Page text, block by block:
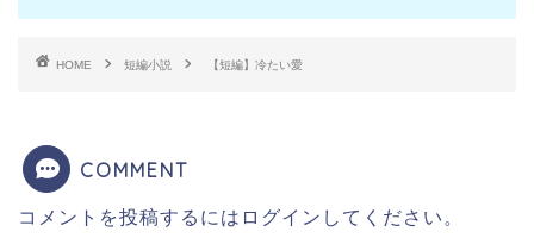
HOME 短編小説 【短編】冷たい愛
COMMENT
コメントを投稿するには ログイン してください。